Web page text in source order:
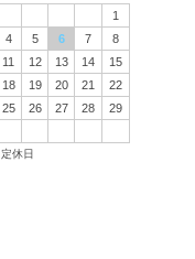
1
4 5 6 7
8
11 12 13 14
15
18 19 20 21
22
25 26 27 28
29
定休日